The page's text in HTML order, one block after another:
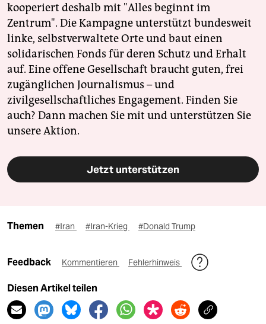
kooperiert deshalb mit "Alles beginnt im
Zentrum". Die Kampagne unterstützt bundesweit
linke, selbstverwaltete Orte und baut einen
solidarischen Fonds für deren Schutz und Erhalt
auf. Eine offene Gesellschaft braucht guten, frei
zugänglichen Journalismus – und
zivilgesellschaftliches Engagement. Finden Sie
auch? Dann machen Sie mit und unterstützen Sie
unsere Aktion.
Jetzt unterstützen
Themen #Iran #Iran-Krieg #Donald Trump
Feedback Kommentieren Fehlerhinweis
Diesen Artikel teilen